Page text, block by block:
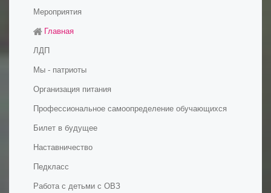
Мероприятия
Главная
ЛДП
Мы - патриоты
Организация питания
Профессиональное самоопределение обучающихся
Билет в будущее
Наставничество
Педкласс
Работа с детьми с ОВЗ